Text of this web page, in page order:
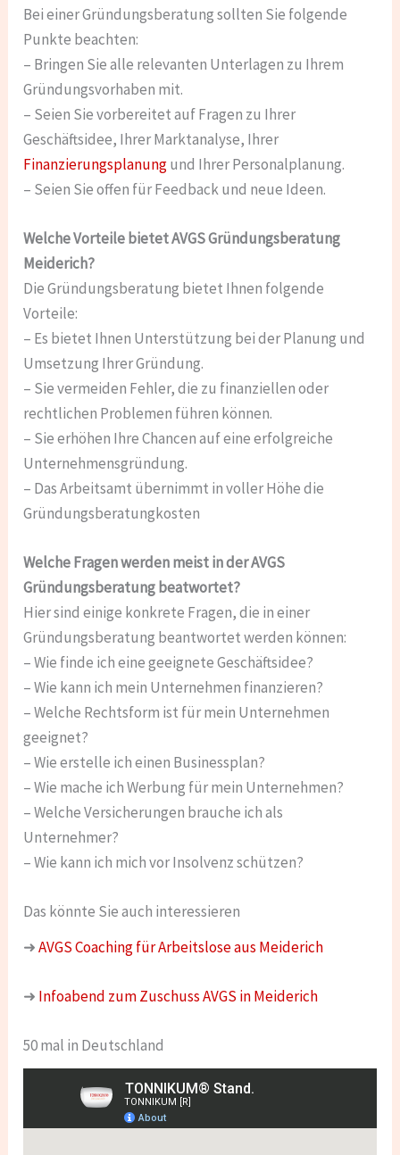
Bei einer Gründungsberatung sollten Sie folgende
Punkte beachten:
– Bringen Sie alle relevanten Unterlagen zu Ihrem
Gründungsvorhaben mit.
– Seien Sie vorbereitet auf Fragen zu Ihrer
Geschäftsidee, Ihrer Marktanalyse, Ihrer
Finanzierungsplanungund Ihrer Personalplanung.
– Seien Sie offen für Feedback und neue Ideen.
Welche Vorteile bietet AVGS Gründungsberatung
Meiderich?
Die Gründungsberatung bietet Ihnen folgende
Vorteile:
– Es bietet Ihnen Unterstützung bei der Planung und
Umsetzung Ihrer Gründung.
– Sie vermeiden Fehler, die zu finanziellen oder
rechtlichen Problemen führen können.
– Sie erhöhen Ihre Chancen auf eine erfolgreiche
Unternehmensgründung.
– Das Arbeitsamt übernimmt in voller Höhe die
Gründungsberatungkosten
Welche Fragen werden meist in der AVGS
Gründungsberatung beatwortet?
Hier sind einige konkrete Fragen, die in einer
Gründungsberatung beantwortet werden können:
– Wie finde ich eine geeignete Geschäftsidee?
– Wie kann ich mein Unternehmen finanzieren?
– Welche Rechtsform ist für mein Unternehmen
geeignet?
– Wie erstelle ich einen Businessplan?
– Wie mache ich Werbung für mein Unternehmen?
– Welche Versicherungen brauche ich als
Unternehmer?
– Wie kann ich mich vor Insolvenz schützen?
Das könnte Sie auch interessieren
➜AVGS Coaching für Arbeitslose aus Meiderich
➜ Infoabend zum Zuschuss AVGS in Meiderich
50 mal in Deutschland